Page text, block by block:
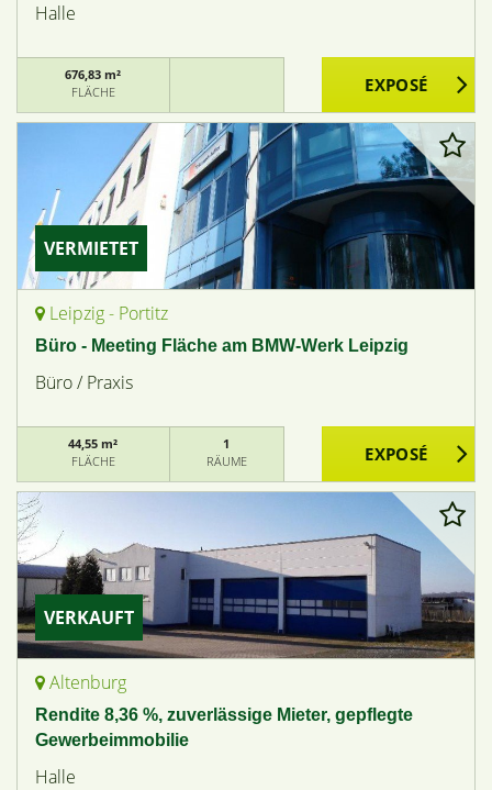
Halle
676,83 m²
FLÄCHE
VERMIETET
Leipzig - Portitz
Büro - Meeting Fläche am BMW-Werk Leipzig
Büro / Praxis
44,55 m²
FLÄCHE
1
RÄUME
VERKAUFT
Altenburg
Rendite 8,36 %, zuverlässige Mieter, gepflegte
Gewerbeimmobilie
Halle